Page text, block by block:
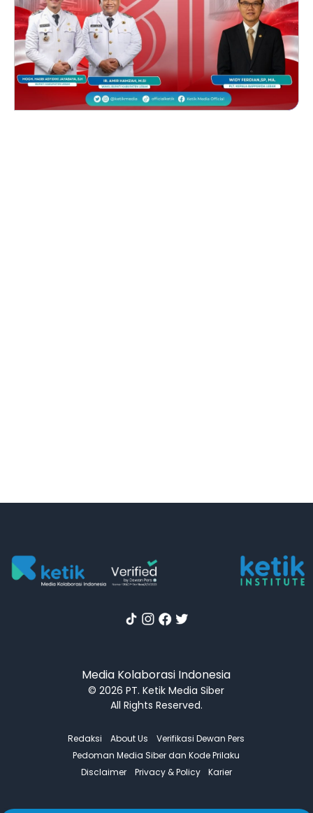
Media Kolaborasi Indonesia
© 2026 PT. Ketik Media Siber
All Rights Reserved.
Redaksi About Us
Verifikasi Dewan Pers
Pedoman Media Siber dan Kode Prilaku
Disclaimer
Privacy & Policy Karier